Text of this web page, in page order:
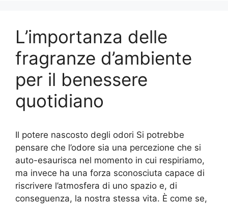
L’importanza delle
fragranze d’ambiente
per il benessere
quotidiano
Il potere nascosto degli odori Si potrebbe
pensare che l’odore sia una percezione che si
auto-esaurisca nel momento in cui respiriamo,
ma invece ha una forza sconosciuta capace di
riscrivere l’atmosfera di uno spazio e, di
conseguenza, la nostra stessa vita. È come se,